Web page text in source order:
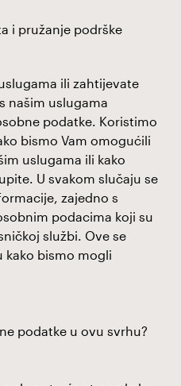
i pružanje podrške
ili zahtijevate
našim uslugama
podatke. Koristimo
bismo Vam omogućili
uslugama ili kako
U svakom slučaju se
zajedno s
podacima koji su
službi. Ove se
kako bismo mogli
podatke u ovu svrhu?